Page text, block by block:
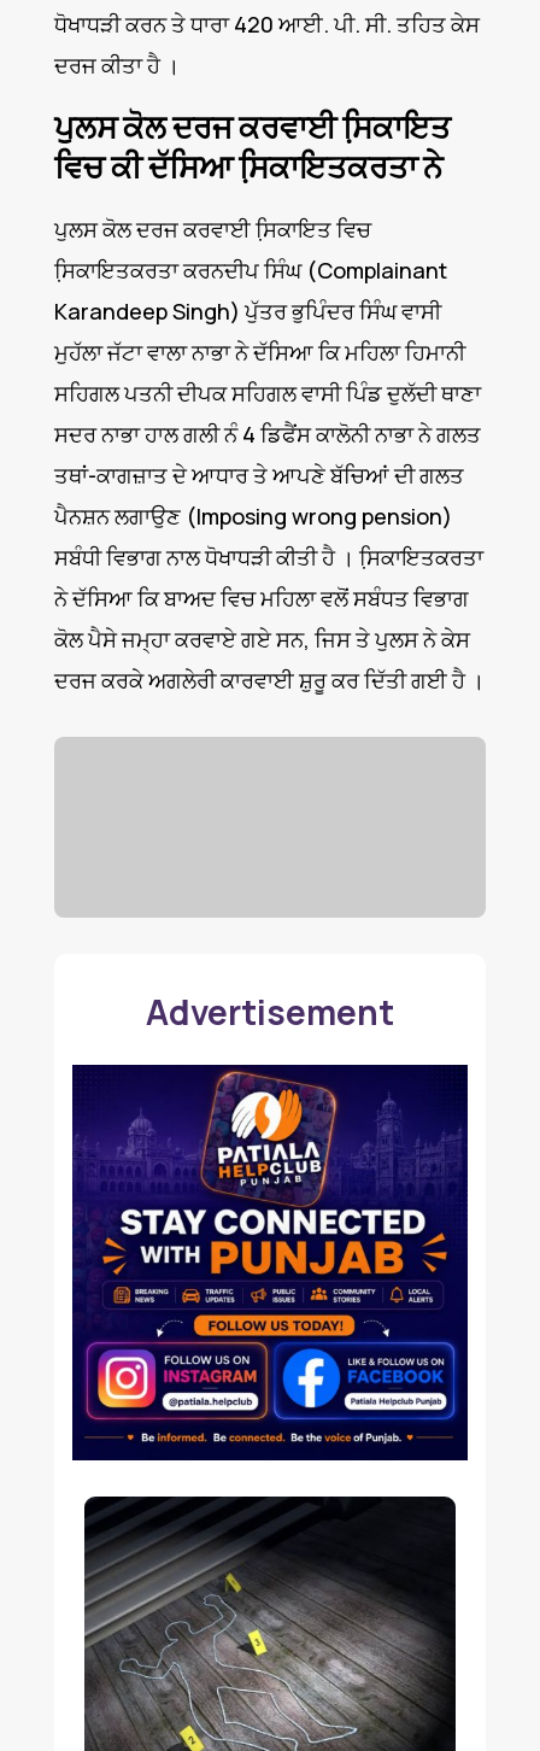
ਧੋਖਾਧੜੀ ਕਰਨ ਤੇ ਧਾਰਾ 420 ਆਈ. ਪੀ. ਸੀ. ਤਹਿਤ ਕੇਸ
ਦਰਜ ਕੀਤਾ ਹੈ ।
ਪੁਲਸ ਕੋਲ ਦਰਜ ਕਰਵਾਈ ਸਿ਼ਕਾਇਤ
ਵਿਚ ਕੀ ਦੱਸਿਆ ਸਿ਼ਕਾਇਤਕਰਤਾ ਨੇ
ਪੁਲਸ ਕੋਲ ਦਰਜ ਕਰਵਾਈ ਸਿ਼ਕਾਇਤ ਵਿਚ
ਸਿ਼ਕਾਇਤਕਰਤਾ ਕਰਨਦੀਪ ਸਿੰਘ (Complainant
Karandeep Singh) ਪੁੱਤਰ ਭੁਪਿੰਦਰ ਸਿੰਘ ਵਾਸੀ
ਮੁਹੱਲਾ ਜੱਟਾ ਵਾਲਾ ਨਾਭਾ ਨੇ ਦੱਸਿਆ ਕਿ ਮਹਿਲਾ ਹਿਮਾਨੀ
ਸਹਿਗਲ ਪਤਨੀ ਦੀਪਕ ਸਹਿਗਲ ਵਾਸੀ ਪਿੰਡ ਦੁਲੱਦੀ ਥਾਣਾ
ਸਦਰ ਨਾਭਾ ਹਾਲ ਗਲੀ ਨੰ 4 ਡਿਫੈਂਸ ਕਾਲੋਨੀ ਨਾਭਾ ਨੇ ਗਲਤ
ਤਥਾਂ-ਕਾਗਜ਼ਾਤ ਦੇ ਆਧਾਰ ਤੇ ਆਪਣੇ ਬੱਚਿਆਂ ਦੀ ਗਲਤ
ਪੈਨਸ਼ਨ ਲਗਾਉਣ (Imposing wrong pension)
ਸਬੰਧੀ ਵਿਭਾਗ ਨਾਲ ਧੋਖਾਧੜੀ ਕੀਤੀ ਹੈ । ਸਿ਼ਕਾਇਤਕਰਤਾ
ਨੇ ਦੱਸਿਆ ਕਿ ਬਾਅਦ ਵਿਚ ਮਹਿਲਾ ਵਲੋਂ ਸਬੰਧਤ ਵਿਭਾਗ
ਕੋਲ ਪੈਸੇ ਜਮ੍ਹਾ ਕਰਵਾਏ ਗਏ ਸਨ, ਜਿਸ ਤੇ ਪੁਲਸ ਨੇ ਕੇਸ
ਦਰਜ ਕਰਕੇ ਅਗਲੇਰੀ ਕਾਰਵਾਈ ਸ਼ੁਰੂ ਕਰ ਦਿੱਤੀ ਗਈ ਹੈ ।
Advertisement